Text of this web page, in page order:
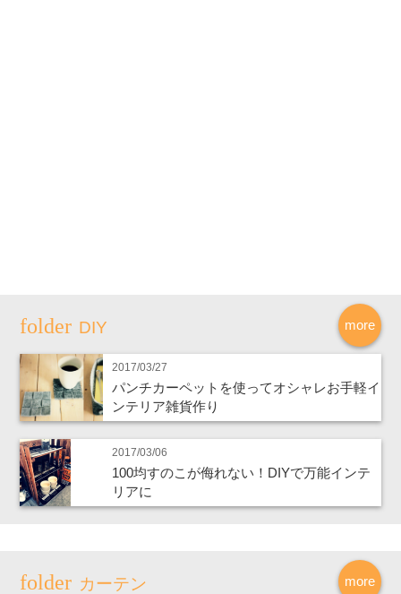
more
DIY
2017/03/27
パンチカーペットを使ってオシャレお手軽イ
ンテリア雑貨作り
2017/03/06
100均すのこが侮れない！DIYで万能インテ
リアに
more
カーテン